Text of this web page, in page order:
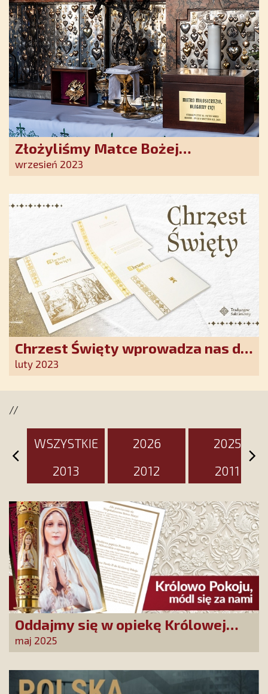
Złożyliśmy Matce Bożej
Ostrobramskiej pozłacane wotum
wrzesień 2023
Chrzest Święty wprowadza nas do
wspólnoty Kościoła. Nasz pakiet
luty 2023
//
WSZYSTKIE 2026
2025
2013
2012 2011
Oddajmy się w opiekę Królowej
Pokoju! Tylko Niepokalana może
nas uratować!
maj 2025